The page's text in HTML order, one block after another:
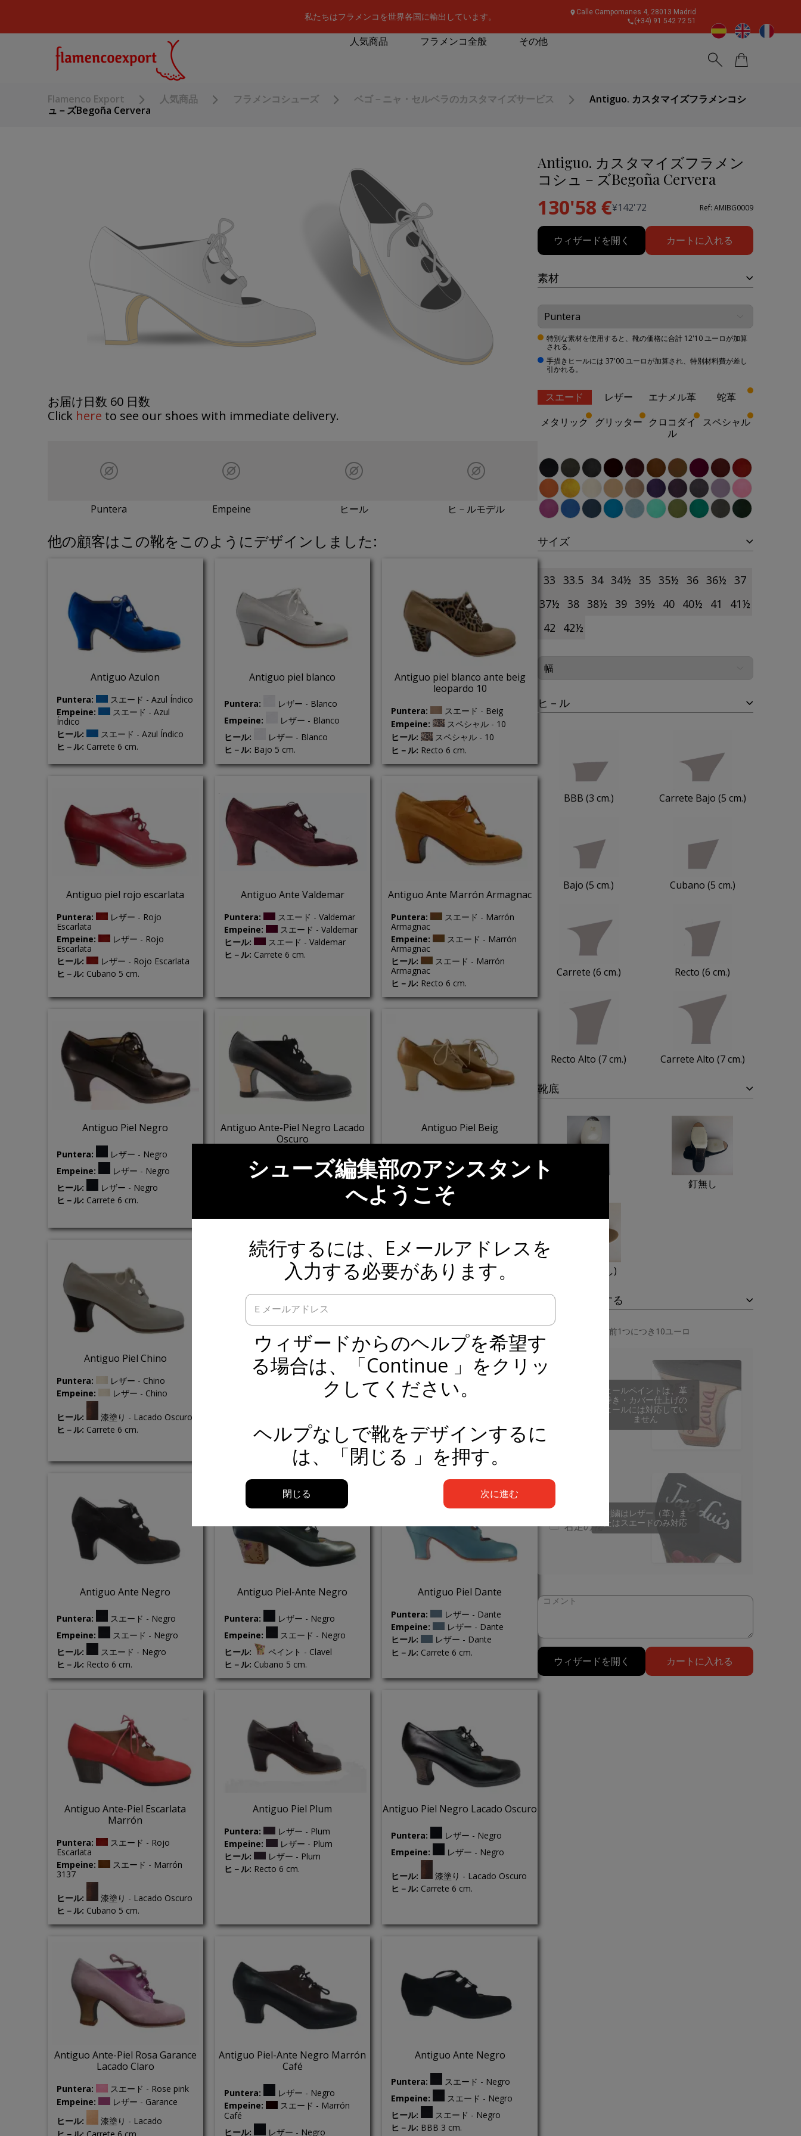
私たちはフラメンコを世界各国に輸出しています。
Calle Campomanes 4, 28013 Madrid
(+34) 91 542 72 51
人気商品 フラメンコ全般 その他
Flamenco Export 人気商品 フラメンコシューズ ベゴ－ニャ・セルベラのカスタマイズサービス
Antiguo. カスタマイズフラメンコシ
ュ－ズBegoña Cervera
お届け日数 60 日数
Click here to see our shoes with immediate delivery.
Puntera Empeine ヒール ヒ－ルモデル
他の顧客はこの靴をこのようにデザインしました:
Antiguo Azulon
Puntera:
スエード - Azul Índico
Empeine:
スエード - Azul
Índico
ヒール:
スエード - Azul Índico
ヒ－ル: Carrete 6 cm.
Antiguo piel blanco
Puntera:
レザー - Blanco
Empeine:
レザー - Blanco
ヒール:
レザー - Blanco
ヒ－ル: Bajo 5 cm.
Antiguo piel blanco ante beig
leopardo 10
Puntera:
スエード - Beig
Empeine:
スペシャル - 10
ヒール:
スペシャル - 10
ヒ－ル: Recto 6 cm.
Antiguo piel rojo escarlata
Puntera:
レザー - Rojo
Escarlata
Empeine:
レザー - Rojo
Escarlata
ヒール:
レザー - Rojo Escarlata
ヒ－ル: Cubano 5 cm.
Antiguo Ante Valdemar
Puntera:
スエード - Valdemar
Empeine:
スエード - Valdemar
ヒール:
スエード - Valdemar
ヒ－ル: Carrete 6 cm.
Antiguo Ante Marrón Armagnac
Puntera:
スエード - Marrón
Armagnac
Empeine:
スエード - Marrón
Armagnac
ヒール:
スエード - Marrón
Armagnac
ヒ－ル: Recto 6 cm.
Antiguo Piel Negro
Puntera:
レザー - Negro
Empeine:
レザー - Negro
ヒール:
レザー - Negro
ヒ－ル: Carrete 6 cm.
Antiguo Ante-Piel Negro Lacado
Oscuro
Puntera:
レザー - Negro
Empeine:
スエード - Negro
Antiguo Piel Beig
Armagnac
Empeine:
スエード - Maquillaje
Beig 912
ヒール:
漆塗り - Lacado
Antiguo Piel Chino
Puntera:
レザー - Chino
Empeine:
レザー - Chino
ヒール:
漆塗り - Lacado Oscuro
ヒ－ル: Carrete 6 cm.
Antiguo Ante Gris
スエード - Gris
スエード - Gris
Agapanto
Recto 6 cm.
Antiguo Ante Escarlata
Puntera:
Escarlata
ヒール:
スエード - Rojo
Escarlata
ヒ－ル:
Bajo 5 cm.
Antiguo Ante Negro
Puntera:
スエード - Negro
Empeine:
スエード - Negro
ヒール:
スエード - Negro
ヒ－ル: Recto 6 cm.
Antiguo Piel-Ante Negro
Puntera:
レザー - Negro
Empeine:
スエード - Negro
ヒール:
ペイント - Clavel
ヒ－ル: Cubano 5 cm.
Antiguo Piel Dante
Puntera:
レザー - Dante
Empeine:
レザー - Dante
ヒール:
レザー - Dante
ヒ－ル: Carrete 6 cm.
Antiguo Ante-Piel Escarlata
Marrón
Puntera:
スエード - Rojo
Escarlata
Empeine:
スエード - Marrón
3137
ヒール:
漆塗り - Lacado Oscuro
ヒ－ル: Cubano 5 cm.
Antiguo Piel Plum
Puntera:
レザー - Plum
Empeine:
レザー - Plum
ヒール:
レザー - Plum
ヒ－ル: Recto 6 cm.
Antiguo Piel Negro Lacado Oscuro
Puntera:
レザー - Negro
Empeine:
レザー - Negro
ヒール:
漆塗り - Lacado Oscuro
ヒ－ル: Carrete 6 cm.
Antiguo Ante-Piel Rosa Garance
Lacado Claro
Puntera:
スエード - Rose pink
Empeine:
レザー - Garance
ヒール:
漆塗り - Lacado
ヒ－ル: Carrete 6 cm.
Antiguo Piel-Ante Negro Marrón
Café
Puntera:
レザー - Negro
Empeine:
スエード - Marrón
Café
ヒール:
レザー - Negro
Antiguo Ante Negro
Puntera:
スエード - Negro
Empeine:
スエード - Negro
ヒール:
スエード - Negro
ヒ－ル: BBB 3 cm.
Antiguo. カスタマイズフラメン
コシュ－ズBegoña Cervera
130'58 €¥142'72 Ref: AMIBG0009
ウィザードを開く カートに入れる
素材
特別な素材を使用すると、靴の価格に合計 12'10 ユーロが加算
される。
手描きヒールには 37'00 ユーロが加算され、特別材料費が差し
引かれる。
スエード レザー エナメル革
蛇革
メタリック グリッター クロコダイ
ル
スペシャル
サイズ
33 33.5 34 34½ 35 35½ 36 36½ 37
37½ 38 38½ 39 39½ 40 40½ 41
41½
42
42½
ヒ－ル
BBB (3 cm.) Carrete Bajo (5 cm.)
Bajo (5 cm.) Cubano (5 cm.)
Carrete (6 cm.) Recto (6 cm.)
Recto Alto (7 cm.) Carrete Alto (7 cm.)
靴底
釘無し
通り (釘無し)
名入れを追加する
名前1つにつき10ユーロ
ヒールペイントは、革
巻き・カバー仕上げの
ヒールには対応してい
ません
刺繍はレザー（革）ま
たはスエードのみ対応
靴に名入れ
右足の靴
コメント
ウィザードを開く カートに入れる
シューズ編集部のアシスタント
へようこそ
続行するには、Eメールアドレスを
入力する必要があります。
Ｅメールアドレス
ウィザードからのヘルプを希望す
る場合は、「Continue 」をクリッ
クしてください。
ヘルプなしで靴をデザインするに
は、「閉じる 」を押す。
閉じる 次に進む